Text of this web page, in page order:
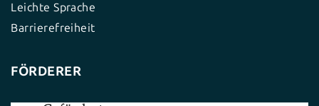
Leichte Sprache
Barrierefreiheit
FÖRDERER